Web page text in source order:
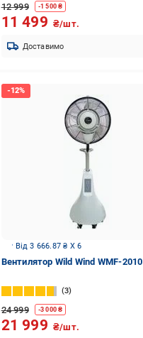
12 999 -1 500 ₴
11 499 ₴/шт.
Доставимо
Від 3 666.87 ₴ X 6
Вентилятор Wild Wind WMF-2010
3
24 999 -3 000 ₴
21 999 ₴/шт.